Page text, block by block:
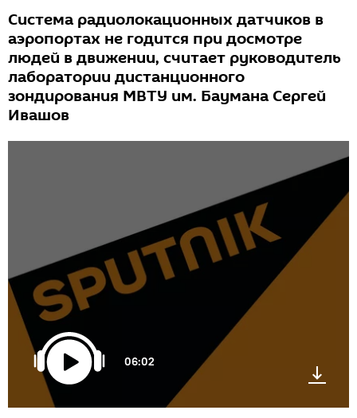
Система радиолокационных датчиков в
аэропортах не годится при досмотре
людей в движении, считает руководитель
лаборатории дистанционного
зондирования МВТУ им. Баумана Сергей
Ивашов
06:02